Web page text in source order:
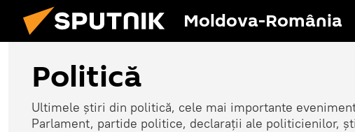
Moldova-România
Politică
Ultimele știri din politică, cele mai importante
Parlament, partide politice, declarații ale politicienilor,